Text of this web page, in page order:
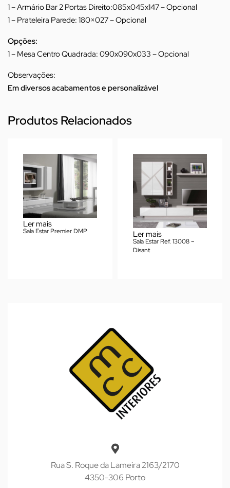
1 – Armário Bar 2 Portas Direito:085x045x147 – Opcional
1 – Prateleira Parede: 180×027 – Opcional
Opções:
1 – Mesa Centro Quadrada: 090x090x033 – Opcional
Observações:
Em diversos acabamentos e personalizável
Produtos Relacionados
Ler mais
Sala Estar Premier DMP Ler mais
Sala Estar Ref. 13008 –
Disant
Rua S. Roque da Lameira 2163/2170
4350-306 Porto